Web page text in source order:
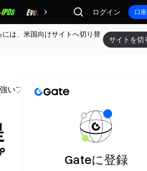
報酬 ログイン 口
は、米国向けサイトへ切り替
サイトを切
プレゼンスの確立を求めている。
Gateに登録